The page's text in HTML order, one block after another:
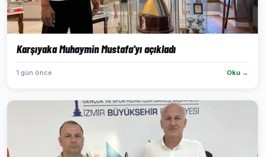
Karşıyaka Muhaymin Mustafa'yı açıkladı
1 gün önce Oku →